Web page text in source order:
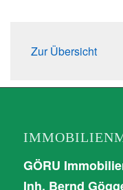
Zur Übersicht
GÖRU
Inh. Bernd